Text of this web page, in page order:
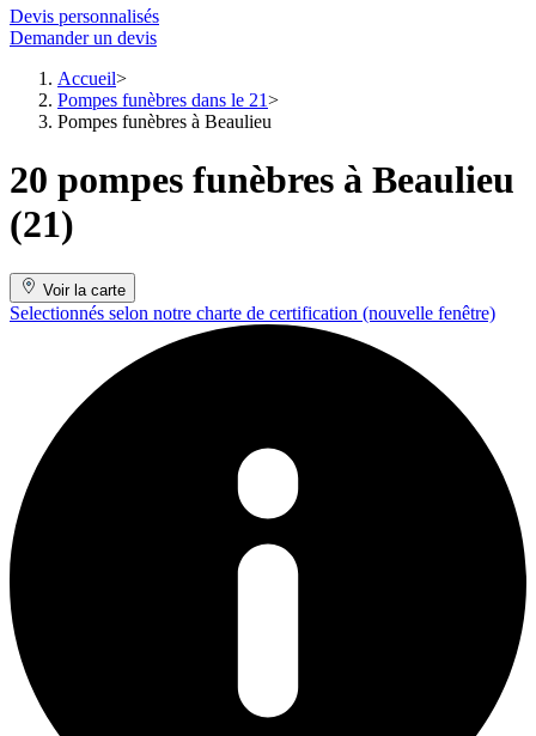
Devis personnalisés
Demander un devis
Accueil
Pompes funèbres dans le 21
Pompes funèbres à Beaulieu
20 pompes funèbres à Beaulieu
(21)
Voir la carte
Selectionnés selon notre charte de certification (nouvelle fenêtre)